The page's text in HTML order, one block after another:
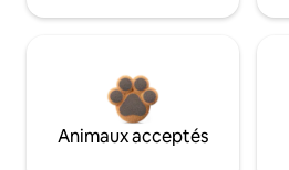
Animaux acceptés